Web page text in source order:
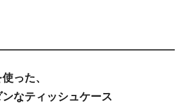
った、
なティッシュケース